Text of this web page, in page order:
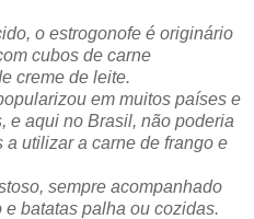
o estrogonofe é originário
cubos de carne
creme de leite.
em muitos países e
e aqui no Brasil, não poderia
utilizar a carne de frango e
sempre acompanhado
batatas palha ou cozidas.